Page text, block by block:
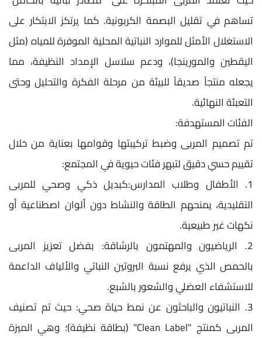
تساهم في تقليل البصمة الكربونية. كما يرتكز الابتكار على
الاستغلال الأمثل للموارد النباتية المحلية الموفرة للمياه (مثل
اليقطين والمورينجا)، ودعم سلاسل الإمداد النظيفة، مما
يجعله منتجاً صديقاً للبيئة من مرحلة الفكرة والتحليل وحتى
التعبئة النهائية.
الفئات المستهدفة:
تم تصميم المربى وضبط تركيبتها وقوامها بعناية من خلال
تقييم حسي دقيق لتبهر فئات حيوية في المجتمع:
1. الأطفال وطلاب المدارس:كبديل ذكي وصحي للمربى
التقليدية، يمنحهم الطاقة والنشاط دون ألوان اصطناعية أو
نكهات غير طبيعية.
2. الرياضيون والمهتمون بالرشاقة: بفضل تعزيز المربى
بالحمص الذي يرفع نسبة البروتين النباتي والألياف الداعمة
للاستشفاء العضلي والشعور بالشبع.
3. النباتيون والباحثون عن نمط حياة صحي: حيث تم تصنيف
المربى كمنتج "Clean Label" (بطاقة نظيفة)؛ وهي الميزة